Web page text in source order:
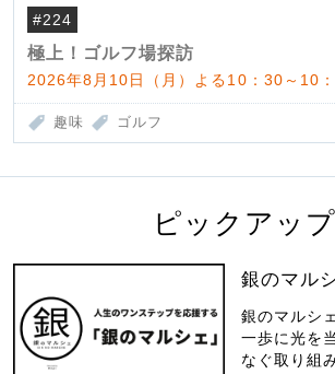
#224
極上！ゴルフ場探訪
2026年8月10日（月）よる10：30～10
趣味 ゴルフ
ピックアップ
銀のマル
銀のマルシ
一歩に光を
なぐ取り組